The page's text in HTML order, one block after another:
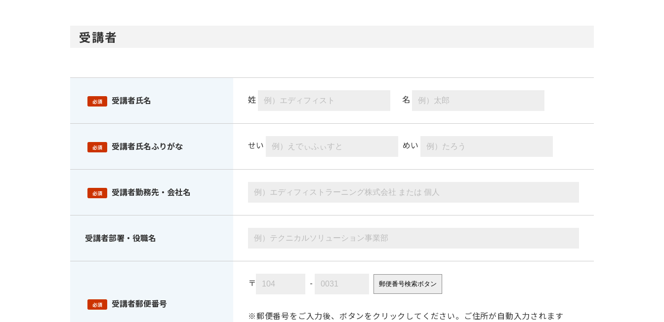
受講者
必須 受講者氏名 姓 名
必須 受講者氏名ふりがな せい めい
必須 受講者勤務先・会社名
受講者部署・役職名
必須 受講者郵便番号
〒 - 郵便番号検索ボタン
※郵便番号をご入力後、ボタンをクリックしてください。ご住所が自動入力されます